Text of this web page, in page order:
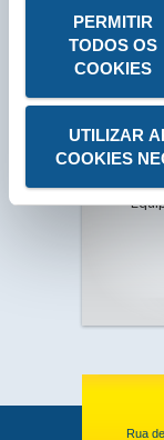
PERMITIR
TODOS OS
COOKIES
UTILIZAR
COOKIES
O que
Rua